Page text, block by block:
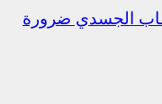
الجسدي ضرورة